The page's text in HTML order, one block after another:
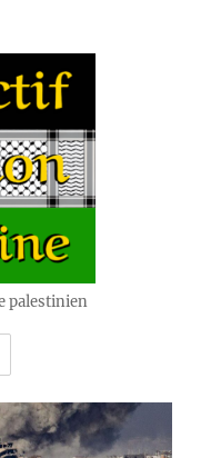
palestinien